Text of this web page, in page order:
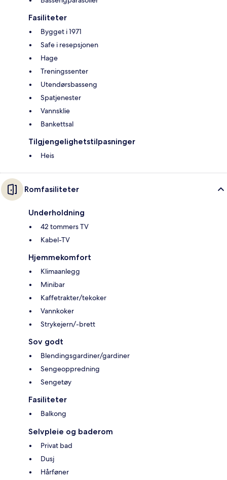
Fasiliteter
Bygget i 1971
Safe i resepsjonen
Hage
Treningssenter
Utendørsbasseng
Spatjenester
Vannsklie
Bankettsal
Tilgjengelighetstilpasninger
Heis
Romfasiliteter
Underholdning
42 tommers TV
Kabel-TV
Hjemmekomfort
Klimaanlegg
Minibar
Kaffetrakter/tekoker
Vannkoker
Strykejern/-brett
Sov godt
Blendingsgardiner/gardiner
Sengeoppredning
Sengetøy
Fasiliteter
Balkong
Selvpleie og baderom
Privat bad
Dusj
Hårføner